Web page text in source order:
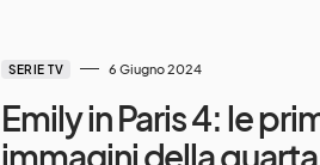
SERIE TV 6 Giugno 2024
Emily in Paris 4: le
immagini della quarta